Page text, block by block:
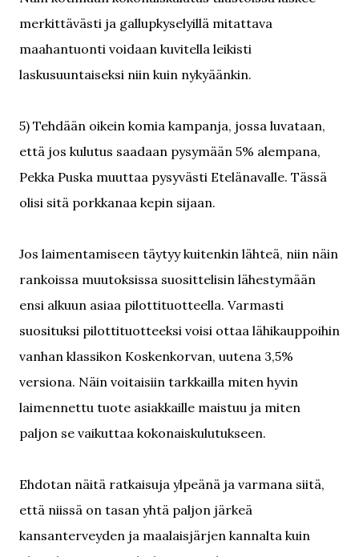
merkittävästi ja gallupkyselyillä mitattava
maahantuonti voidaan kuvitella leikisti
laskusuuntaiseksi niin kuin nykyäänkin.
5) Tehdään oikein komia kampanja, jossa luvataan,
että jos kulutus saadaan pysymään 5% alempana,
Pekka Puska muuttaa pysyvästi Etelänavalle. Tässä
olisi sitä porkkanaa kepin sijaan.
Jos laimentamiseen täytyy kuitenkin lähteä, niin näin
rankoissa muutoksissa suosittelisin lähestymään
ensi alkuun asiaa pilottituotteella. Varmasti
suosituksi pilottituotteeksi voisi ottaa lähikauppoihin
vanhan klassikon Koskenkorvan, uutena 3,5%
versiona. Näin voitaisiin tarkkailla miten hyvin
laimennettu tuote asiakkaille maistuu ja miten
paljon se vaikuttaa kokonaiskulutukseen.
Ehdotan näitä ratkaisuja ylpeänä ja varmana siitä,
että niissä on tasan yhtä paljon järkeä
kansanterveyden ja maalaisjärjen kannalta kuin